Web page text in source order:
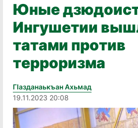
Юные
Ингушетии
татами против
терроризма
Гӏазданаькъан Ахьмад
19.11.2023 20:08